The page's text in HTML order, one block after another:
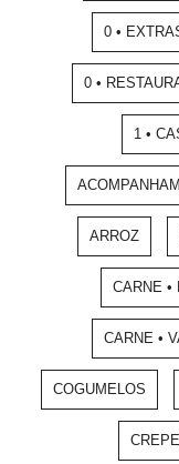
0 •
0 •
1 •
ARROZ
CARNE •
CARNE •
COGUMELOS